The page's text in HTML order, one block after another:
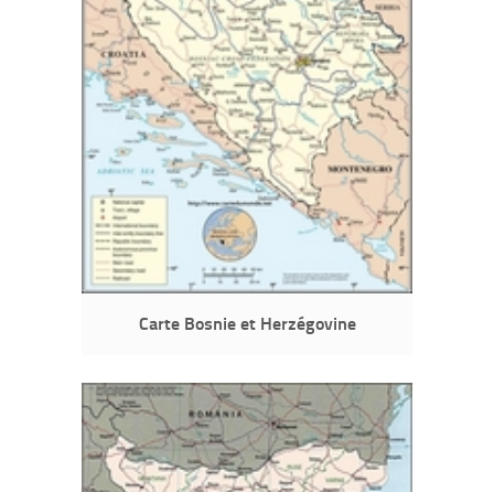
Carte Bosnie et Herzégovine